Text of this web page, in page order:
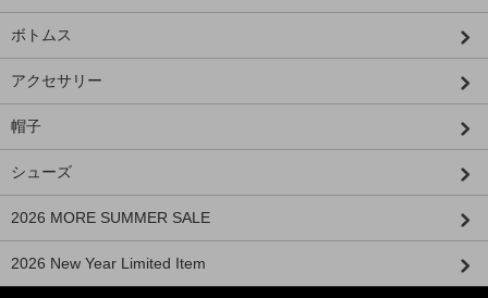
ボトムス
アクセサリー
帽子
シューズ
2026 MORE SUMMER SALE
2026 New Year Limited Item